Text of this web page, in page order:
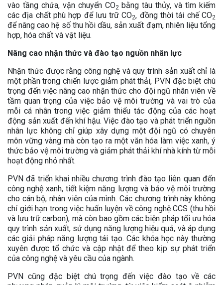
vào tầng chứa, vận chuyển CO2 bằng tàu thủy, và tìm kiếm
các địa chất phù hợp để lưu trữ CO2, đồng thời tái chế CO2
để nâng cao hệ số thu hồi dầu, sản xuất đạm, nhiên liệu tổng
hợp, hóa chất và vật liệu.
Nâng cao nhận thức và đào tạo nguồn nhân lực
Nhận thức được rằng công nghệ và quy trình sản xuất chỉ là
một phần trong chiến lược giảm phát thải, PVN đặc biệt chú
trọng đến việc nâng cao nhận thức cho đội ngũ nhân viên về
tầm quan trọng của việc bảo vệ môi trường và vai trò của
mỗi cá nhân trong việc giảm thiểu tác động của các hoạt
động sản xuất đến khí hậu. Việc đào tạo và phát triển nguồn
nhân lực không chỉ giúp xây dựng một đội ngũ có chuyên
môn vững vàng mà còn tạo ra một văn hóa làm việc xanh, ý
thức bảo vệ môi trường và giảm phát thải khí nhà kính từ mỗi
hoạt động nhỏ nhất.
PVN đã triển khai nhiều chương trình đào tạo liên quan đến
công nghệ xanh, tiết kiệm năng lượng và bảo vệ môi trường
cho cán bộ, nhân viên của mình. Các chương trình này không
chỉ giới hạn trong việc huấn luyện về công nghệ CCS (thu hồi
và lưu trữ carbon), mà còn bao gồm các biện pháp tối ưu hóa
quy trình sản xuất, sử dụng năng lượng hiệu quả, và áp dụng
các giải pháp năng lượng tái tạo. Các khóa học này thường
xuyên được tổ chức và cập nhật để theo kịp sự phát triển
của công nghệ và yêu cầu của ngành.
PVN cũng đặc biệt chú trọng đến việc đào tạo về các